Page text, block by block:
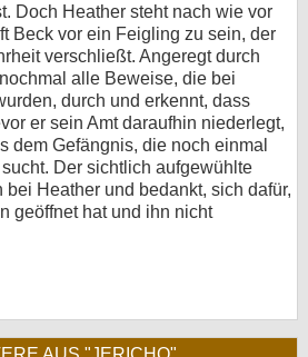
Doch Heather steht nach wie vor
Beck vor ein Feigling zu sein, der
verschließt. Angeregt durch
alle Beweise, die bei
durch und erkennt, dass
er sein Amt daraufhin niederlegt,
dem Gefängnis, die noch einmal
Der sichtlich aufgewühlte
bei Heather und bedankt, sich dafür,
geöffnet hat und ihn nicht